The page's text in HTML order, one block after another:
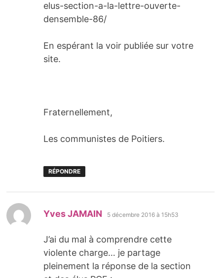
elus-section-a-la-lettre-ouverte-
densemble-86/
En espérant la voir publiée sur votre
site.
Fraternellement,
Les communistes de Poitiers.
RÉPONDRE
Yves JAMAIN dit :
5 décembre 2016 à 15h53
J’ai du mal à comprendre cette
violente charge… je partage
pleinement la réponse de la section